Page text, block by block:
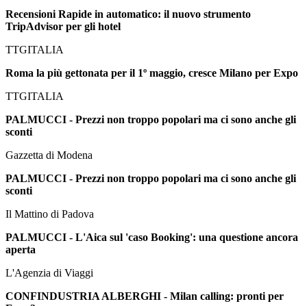
Recensioni Rapide in automatico: il nuovo strumento
TripAdvisor per gli hotel
TTGITALIA
Roma la più gettonata per il 1º maggio, cresce Milano per Expo
TTGITALIA
PALMUCCI - Prezzi non troppo popolari ma ci sono anche gli
sconti
Gazzetta di Modena
PALMUCCI - Prezzi non troppo popolari ma ci sono anche gli
sconti
Il Mattino di Padova
PALMUCCI - L'Aica sul 'caso Booking': una questione ancora
aperta
L'Agenzia di Viaggi
CONFINDUSTRIA ALBERGHI - Milan calling: pronti per